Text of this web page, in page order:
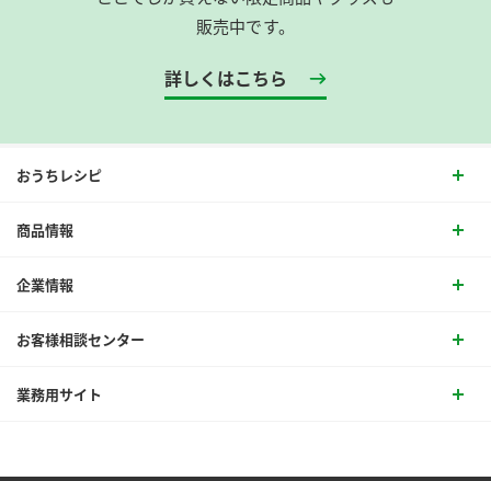
販売中です。
詳しくはこちら
おうちレシピ
商品情報
企業情報
お客様相談センター
業務用サイト